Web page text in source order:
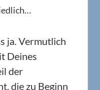
ja. Vermutlich
Deines
der
die zu Beginn